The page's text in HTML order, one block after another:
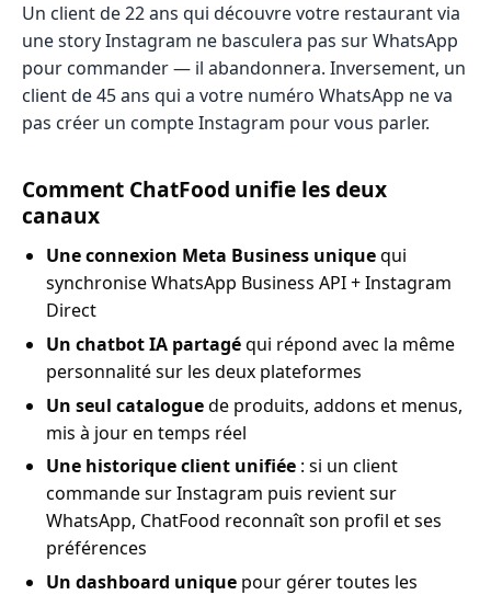
Un client de 22 ans qui découvre votre restaurant via
une story Instagram ne basculera pas sur WhatsApp
pour commander — il abandonnera. Inversement, un
client de 45 ans qui a votre numéro WhatsApp ne va
pas créer un compte Instagram pour vous parler.
Comment ChatFood unifie les deux
canaux
Une connexion Meta Business uniquequi
synchronise WhatsApp Business API + Instagram
Direct
Un chatbot IA partagéqui répond avec la même
personnalité sur les deux plateformes
Un seul cataloguede produits, addons et menus,
mis à jour en temps réel
Une historique client unifiée : si un client
commande sur Instagram puis revient sur
WhatsApp, ChatFood reconnaît son profil et ses
préférences
Un dashboard unique pour gérer toutes les